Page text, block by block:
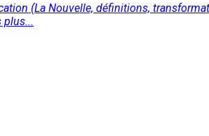
(La Nouvelle, définitions,
plus...